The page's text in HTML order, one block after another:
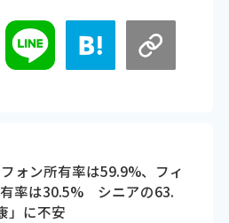
ォン所有率は59.9%、フィ
率は30.5% シニアの63.
」に不安